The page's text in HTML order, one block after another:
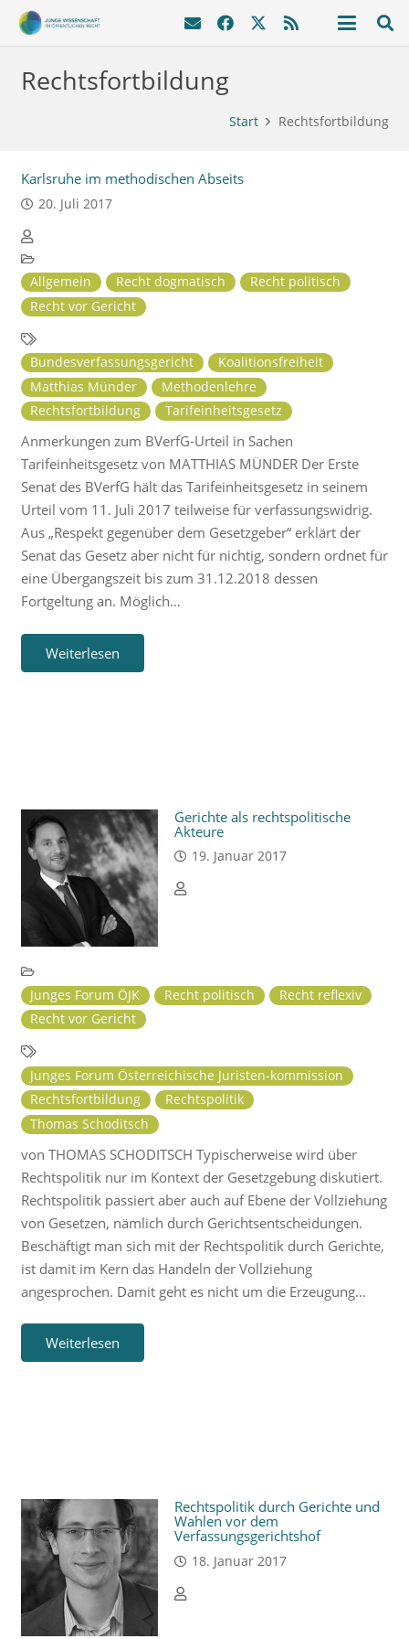
Rechtsfortbildung
Start Rechtsfortbildung
Karlsruhe im methodischen Abseits
20. Juli 2017
Allgemein Recht dogmatisch
Recht politisch
Recht vor Gericht
Bundesverfassungsgericht
Koalitionsfreiheit
Matthias Münder
Methodenlehre
Rechtsfortbildung
Tarifeinheitsgesetz
Anmerkungen zum BVerfG-Urteil in Sachen
Tarifeinheitsgesetz von MATTHIAS MÜNDER Der Erste
Senat des BVerfG hält das Tarifeinheitsgesetz in seinem
Urteil vom 11. Juli 2017 teilweise für verfassungswidrig.
Aus „Respekt gegenüber dem Gesetzgeber“ erklärt der
Senat das Gesetz aber nicht für nichtig, sondern ordnet für
eine Übergangszeit bis zum 31.12.2018 dessen
Fortgeltung an. Möglich…
Weiterlesen
Gerichte als rechtspolitische
Akteure
19. Januar 2017
Junges Forum ÖJK Recht politisch
Recht reflexiv
Recht vor Gericht
Junges Forum Österreichische Juristen-kommission
Rechtsfortbildung
Rechtspolitik
Thomas Schoditsch
von THOMAS SCHODITSCH Typischerweise wird über
Rechtspolitik nur im Kontext der Gesetzgebung diskutiert.
Rechtspolitik passiert aber auch auf Ebene der Vollziehung
von Gesetzen, nämlich durch Gerichtsentscheidungen.
Beschäftigt man sich mit der Rechtspolitik durch Gerichte,
ist damit im Kern das Handeln der Vollziehung
angesprochen. Damit geht es nicht um die Erzeugung…
Weiterlesen
Rechtspolitik durch Gerichte und
Wahlen vor dem
Verfassungsgerichtshof
18. Januar 2017